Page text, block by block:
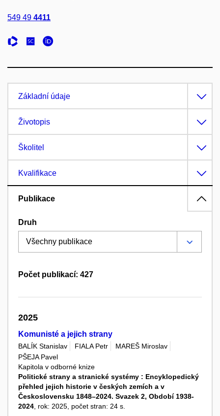
549 49 4411
Základní údaje
Životopis
Školitel
Kvalifikace
Publikace
Druh
Počet publikací: 427
2025
Komunisté a jejich strany
BALÍK Stanislav FIALA Petr
MAREŠ Miroslav
PŠEJA Pavel
Kapitola v odborné knize
Politické strany a stranické systémy : Encyklopedický
přehled jejich historie v českých zemích a v
Československu 1848–2024. Svazek 2, Období 1938-
2024 , rok: 2025, počet stran: 24 s.